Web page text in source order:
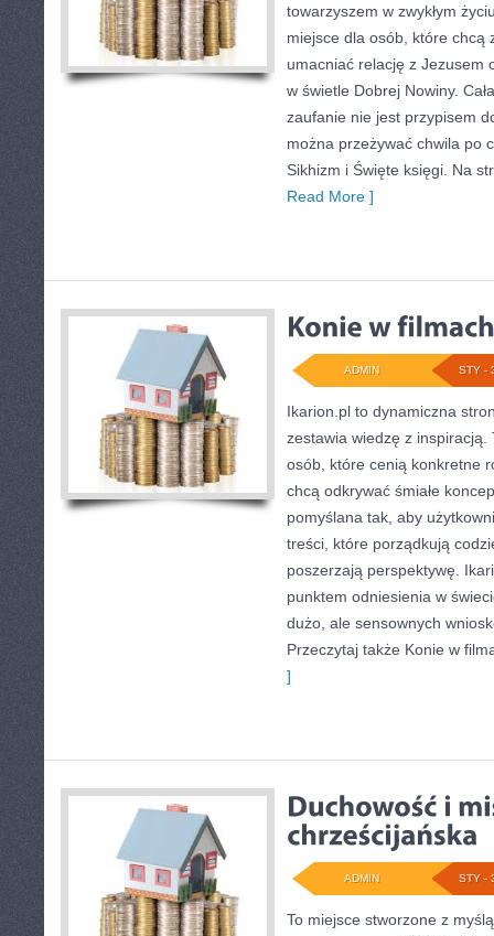
towarzyszem w zwykłym
miejsce dla osób, które chcą
umacniać relację z Jezusem
w świetle Dobrej Nowiny.
zaufanie nie jest przypisem
można przeżywać chwila po
Sikhizm i Święte księgi. Na
Read More ]
STY -
ADMIN
Ikarion.pl to dynamiczna
zestawia wiedzę z inspiracją.
osób, które cenią konkretne
chcą odkrywać śmiałe
pomyślana tak, aby
treści, które porządkują
poszerzają perspektywę.
punktem odniesienia w
dużo, ale sensownych
Przeczytaj także Konie w
]
STY -
ADMIN
To miejsce stworzone z